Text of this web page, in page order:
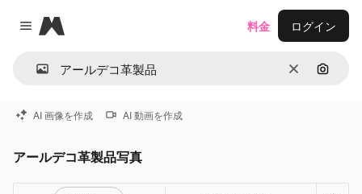
Close menu
Magnific
消去 画像で
料金 ログイン
AI 画像を作成 AI 動画を作成
アールデコ革製品写真